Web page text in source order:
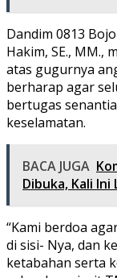
Dandim 0813
Hakim, SE., MM.,
atas gugurnya
berharap agar
bertugas
keselamatan.
BACA JUGA
Dibuka, Kali
“Kami berdoa
di sisi- Nya, dan
ketabahan serta